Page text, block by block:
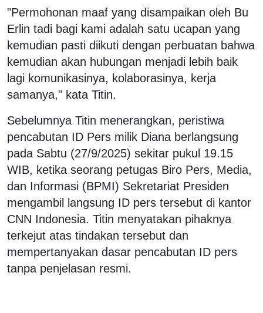
"Permohonan maaf yang disampaikan oleh Bu
Erlin tadi bagi kami adalah satu ucapan yang
kemudian pasti diikuti dengan perbuatan bahwa
kemudian akan hubungan menjadi lebih baik
lagi komunikasinya, kolaborasinya, kerja
samanya," kata Titin.
Sebelumnya Titin menerangkan, peristiwa
pencabutan ID Pers milik Diana berlangsung
pada Sabtu (27/9/2025) sekitar pukul 19.15
WIB, ketika seorang petugas Biro Pers, Media,
dan Informasi (BPMI) Sekretariat Presiden
mengambil langsung ID pers tersebut di kantor
CNN Indonesia. Titin menyatakan pihaknya
terkejut atas tindakan tersebut dan
mempertanyakan dasar pencabutan ID pers
tanpa penjelasan resmi.